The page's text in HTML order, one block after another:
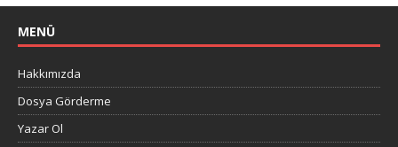
MENÜ
Hakkımızda
Dosya Görderme
Yazar Ol